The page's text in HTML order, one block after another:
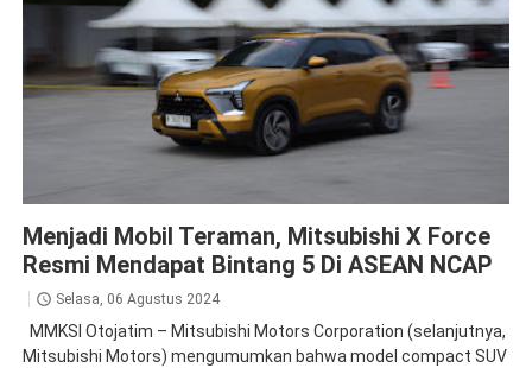
Menjadi Mobil Teraman, Mitsubishi X Force
Resmi Mendapat Bintang 5 Di ASEAN NCAP
Selasa, 06 Agustus 2024
MMKSI Otojatim – Mitsubishi Motors Corporation (selanjutnya,
Mitsubishi Motors) mengumumkan bahwa model compact SUV